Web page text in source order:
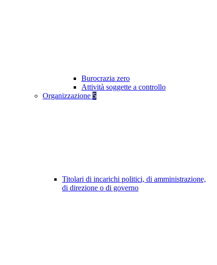
Burocrazia zero
Attività soggette a controllo
Organizzazione 5
Titolari di incarichi politici, di amministrazione,
di direzione o di governo